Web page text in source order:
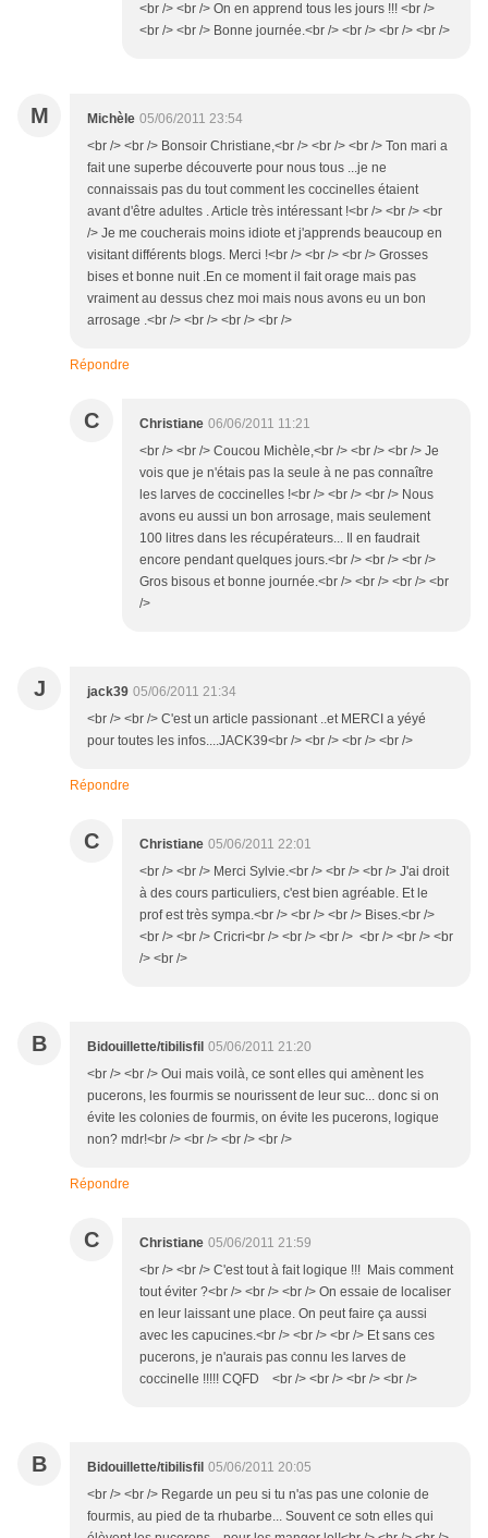
<br /> <br /> On en apprend tous les jours !!! <br />
<br /> <br /> Bonne journée.<br /> <br /> <br /> <br />
M Michèle 05/06/2011 23:54
<br /> <br /> Bonsoir Christiane,<br /> <br /> <br /> Ton mari a
fait une superbe découverte pour nous tous ...je ne
connaissais pas du tout comment les coccinelles étaient
avant d'être adultes . Article très intéressant !<br /> <br /> <br
/> Je me coucherais moins idiote et j'apprends beaucoup en
visitant différents blogs. Merci !<br /> <br /> <br /> Grosses
bises et bonne nuit .En ce moment il fait orage mais pas
vraiment au dessus chez moi mais nous avons eu un bon
arrosage .<br /> <br /> <br /> <br />
Répondre
C Christiane 06/06/2011 11:21
<br /> <br /> Coucou Michèle,<br /> <br /> <br /> Je
vois que je n'étais pas la seule à ne pas connaître
les larves de coccinelles !<br /> <br /> <br /> Nous
avons eu aussi un bon arrosage, mais seulement
100 litres dans les récupérateurs... Il en faudrait
encore pendant quelques jours.<br /> <br /> <br />
Gros bisous et bonne journée.<br /> <br /> <br /> <br
/>
J jack39 05/06/2011 21:34
<br /> <br /> C'est un article passionant ..et MERCI a yéyé
pour toutes les infos....JACK39<br /> <br /> <br /> <br />
Répondre
C Christiane 05/06/2011 22:01
<br /> <br /> Merci Sylvie.<br /> <br /> <br /> J'ai droit
à des cours particuliers, c'est bien agréable. Et le
prof est très sympa.<br /> <br /> <br /> Bises.<br />
<br /> <br /> Cricri<br /> <br /> <br /> <br /> <br /> <br
/> <br />
B Bidouillette/tibilisfil 05/06/2011 21:20
<br /> <br /> Oui mais voilà, ce sont elles qui amènent les
pucerons, les fourmis se nourissent de leur suc... donc si on
évite les colonies de fourmis, on évite les pucerons, logique
non? mdr!<br /> <br /> <br /> <br />
Répondre
C Christiane 05/06/2011 21:59
<br /> <br /> C'est tout à fait logique !!! Mais comment
tout éviter ?<br /> <br /> <br /> On essaie de localiser
en leur laissant une place. On peut faire ça aussi
avec les capucines.<br /> <br /> <br /> Et sans ces
pucerons, je n'aurais pas connu les larves de
coccinelle !!!!! CQFD <br /> <br /> <br /> <br />
B Bidouillette/tibilisfil 05/06/2011 20:05
<br /> <br /> Regarde un peu si tu n'as pas une colonie de
fourmis, au pied de ta rhubarbe... Souvent ce sotn elles qui